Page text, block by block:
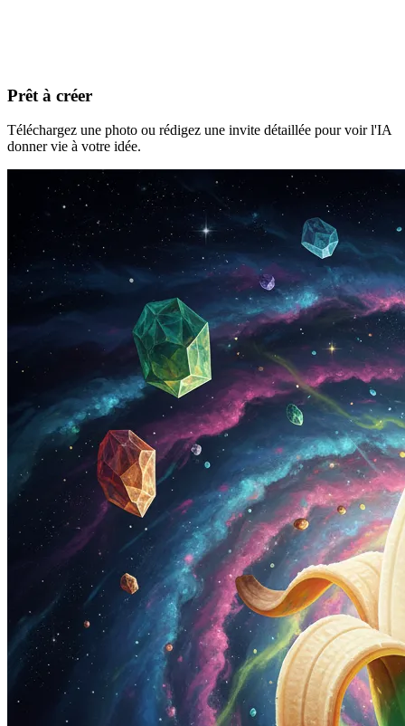
Prêt à créer
Téléchargez une photo ou rédigez une invite détaillée pour voir l'IA
donner vie à votre idée.